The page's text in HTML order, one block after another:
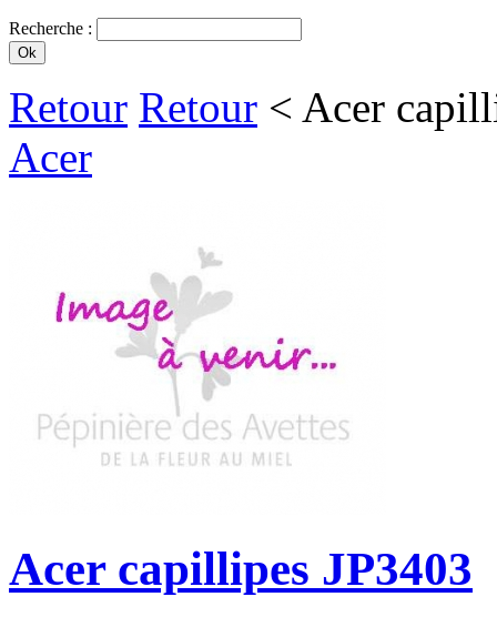
Recherche :
Retour Retour < Acer
Acer
Acer capillipes JP3403